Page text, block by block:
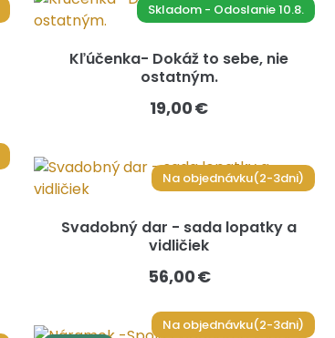
Skladom - Odoslanie 10.8.
Kľúčenka- Dokáž to sebe, nie
ostatným.
19,00 €
Na objednávku(2-3dni)
Svadobný dar - sada lopatky a
vidličiek
56,00 €
Na objednávku(2-3dni)